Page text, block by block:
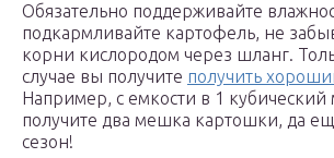
Обязательно поддерживайте
подкармливайте картофель, не
корни кислородом через шланг.
случае вы получите получить
Например, с емкости в 1 кубический
получите два мешка картошки, да
сезон!